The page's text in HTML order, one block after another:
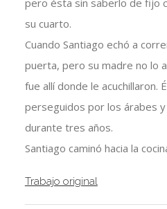
pero ésta sin saberlo de fijo
su cuarto.
Cuando Santiago echó a
puerta, pero su madre no lo
fue allí donde le acuchillaron.
perseguidos por los árabes
durante tres años.
Santiago caminó hacia la
Trabajo original